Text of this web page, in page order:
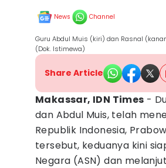
News Channel
Guru Abdul Muis (kiri) dan Rasnal
(Dok. Istimewa)
Share Article
Makassar, IDN Times -
dan Abdul Muis, telah
Republik Indonesia,
tersebut, keduanya kini
Negara (ASN) dan